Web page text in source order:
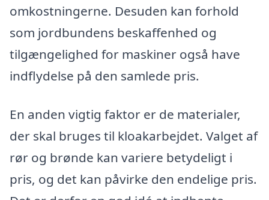
omkostningerne. Desuden kan forhold
som jordbundens beskaffenhed og
tilgængelighed for maskiner også have
indflydelse på den samlede pris.
En anden vigtig faktor er de materialer,
der skal bruges til kloakarbejdet. Valget af
rør og brønde kan variere betydeligt i
pris, og det kan påvirke den endelige pris.